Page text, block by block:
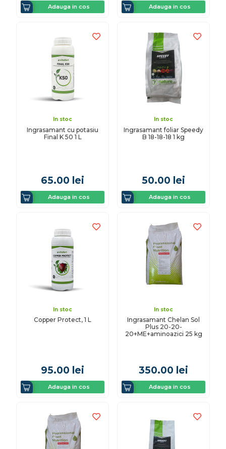
Adauga in cos Adauga in cos
In stoc
Ingrasamant cu potasiu
Final K 50 1 L
65.00 lei
Adauga in cos
In stoc
Ingrasamant foliar Speedy
B 18-18-18 1 kg
50.00 lei
Adauga in cos
In stoc
Copper Protect, 1 L
95.00 lei
Adauga in cos
In stoc
Ingrasamant Chelan Sol
Plus 20-20-
20+ME+aminoazici 25 kg
350.00 lei
Adauga in cos